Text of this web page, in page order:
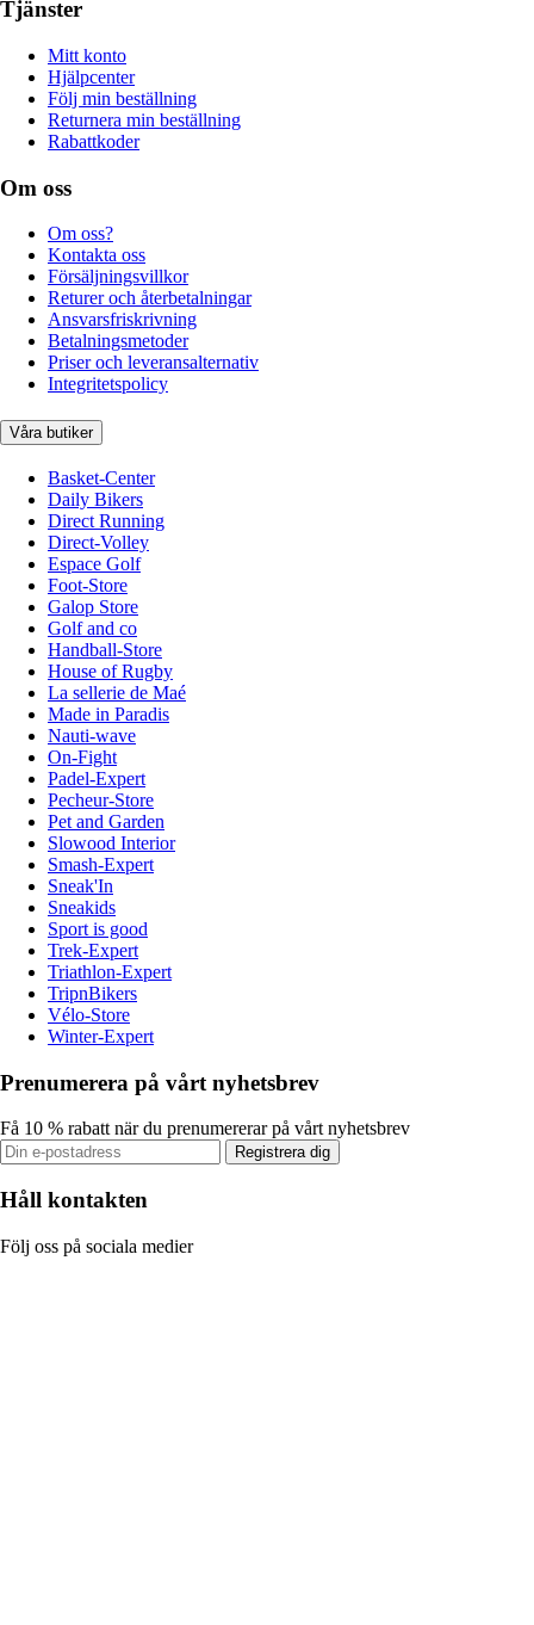
Tjänster
Mitt konto
Hjälpcenter
Följ min beställning
Returnera min beställning
Rabattkoder
Om oss
Om oss?
Kontakta oss
Försäljningsvillkor
Returer och återbetalningar
Ansvarsfriskrivning
Betalningsmetoder
Priser och leveransalternativ
Integritetspolicy
Våra butiker
Basket-Center
Daily Bikers
Direct Running
Direct-Volley
Espace Golf
Foot-Store
Galop Store
Golf and co
Handball-Store
House of Rugby
La sellerie de Maé
Made in Paradis
Nauti-wave
On-Fight
Padel-Expert
Pecheur-Store
Pet and Garden
Slowood Interior
Smash-Expert
Sneak'In
Sneakids
Sport is good
Trek-Expert
Triathlon-Expert
TripnBikers
Vélo-Store
Winter-Expert
Prenumerera på vårt nyhetsbrev
Få 10 % rabatt när du prenumererar på vårt nyhetsbrev
Registrera dig
Håll kontakten
Följ oss på sociala medier